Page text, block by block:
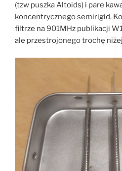
(tzw puszka Altoids) i pare
koncentrycznego semirigid.
filtrze na 901MHz publikacji
ale przestrojonego trochę